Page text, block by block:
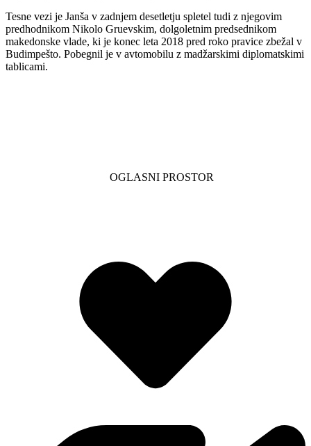
Tesne vezi je Janša v zadnjem desetletju spletel tudi z njegovim
predhodnikom Nikolo Gruevskim, dolgoletnim predsednikom
makedonske vlade, ki je konec leta 2018 pred roko pravice zbežal v
Budimpešto. Pobegnil je v avtomobilu z madžarskimi diplomatskimi
tablicami.